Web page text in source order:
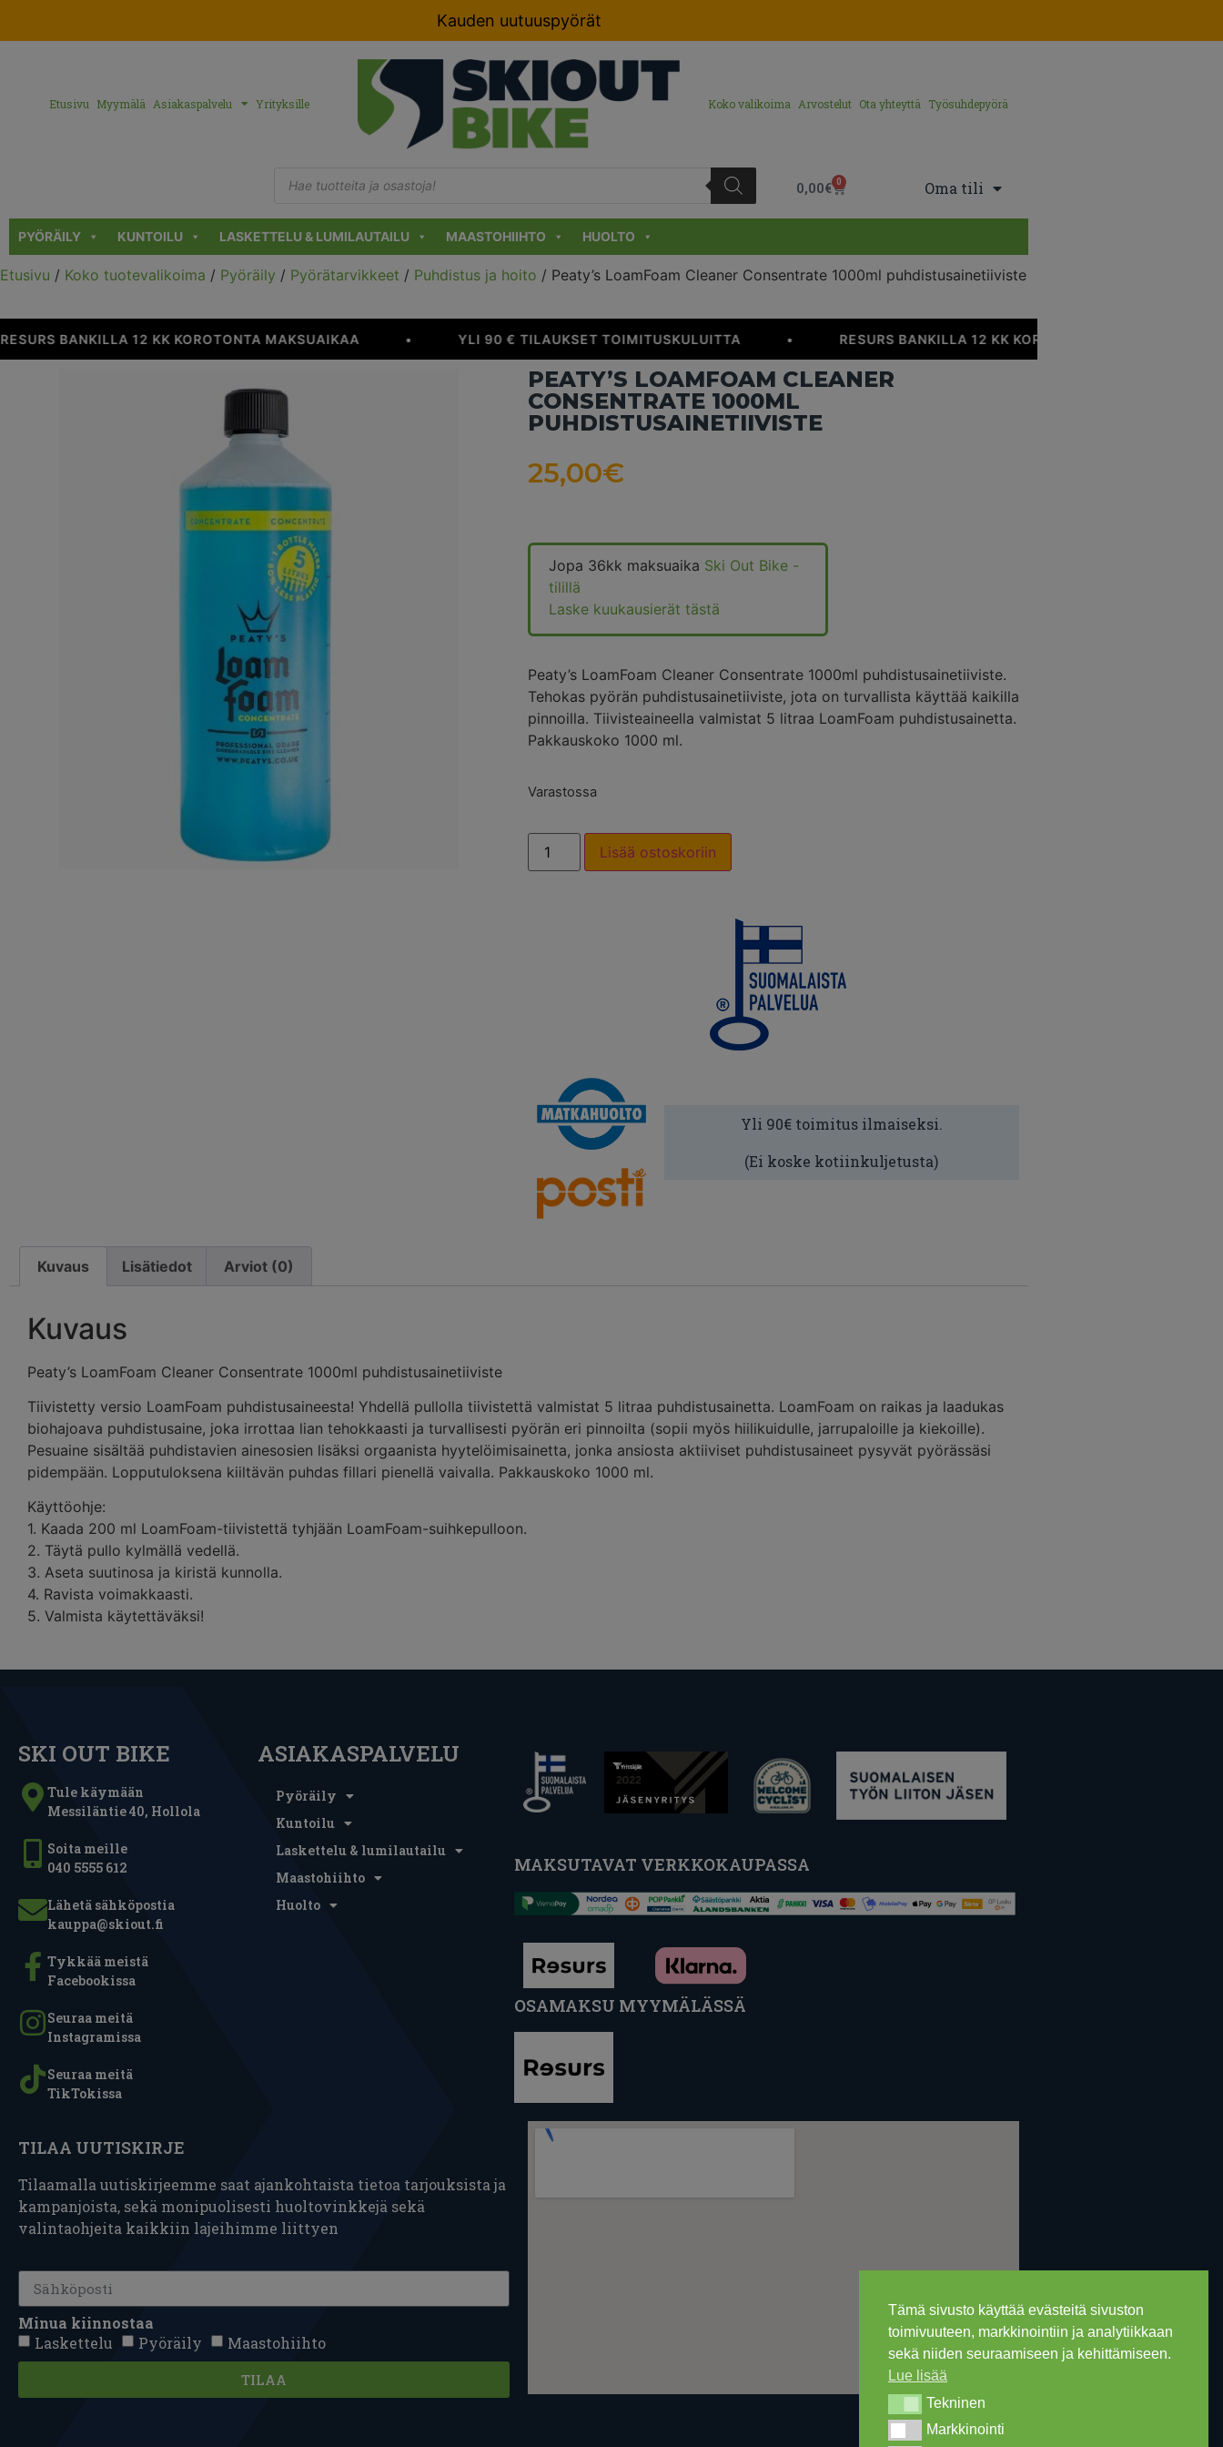
Tämä sivusto käyttää evästeitä sivuston
toimivuuteen, markkinointiin ja analytiikkaan
sekä niiden seuraamiseen ja kehittämiseen.
Lue lisää
TekninenTekninen
MarkkinointiMarkkinointi
Kauden uutuuspyörät
Etusivu Myymälä Asiakaspalvelu Yrityksille Koko valikoima Arvostelut Ota yhteyttä Työsuhdepyörä
0,00€ 0 Oma tili
PYÖRÄILY KUNTOILU LASKETTELU & LUMILAUTAILU MAASTOHIIHTO HUOLTO
Etusivu / Koko tuotevalikoima / Pyöräily / Pyörätarvikkeet / Puhdistus ja hoito / Peaty’s LoamFoam Cleaner Consentrate 1000ml puhdistusainetiiviste
BANKILLA 12 KK KOROTONTA MAKSUAIKAA YLI 90 € TILAUKSET TOIMITUSKULUITTA RESURS BANKILLA 12 KK KOROTONTA MAKSUAIKAA
PEATY’S LOAMFOAM CLEANER
CONSENTRATE 1000ML
PUHDISTUSAINETIIVISTE
25,00€
Jopa 36kk maksuaika Ski Out Bike -
tilillä
Laske kuukausierät tästä
Peaty’s LoamFoam Cleaner Consentrate 1000ml puhdistusainetiiviste.
Tehokas pyörän puhdistusainetiiviste, jota on turvallista käyttää kaikilla
pinnoilla. Tiivisteaineella valmistat 5 litraa LoamFoam puhdistusainetta.
Pakkauskoko 1000 ml.
Varastossa
Lisää ostoskoriin
Yli 90€ toimitus ilmaiseksi.
(Ei koske kotiinkuljetusta)
Kuvaus Lisätiedot Arviot (0)
Kuvaus
Peaty’s LoamFoam Cleaner Consentrate 1000ml puhdistusainetiiviste
Tiivistetty versio LoamFoam puhdistusaineesta! Yhdellä pullolla tiivistettä valmistat 5 litraa puhdistusainetta. LoamFoam on raikas ja laadukas
biohajoava puhdistusaine, joka irrottaa lian tehokkaasti ja turvallisesti pyörän eri pinnoilta (sopii myös hiilikuidulle, jarrupaloille ja kiekoille).
Pesuaine sisältää puhdistavien ainesosien lisäksi orgaanista hyytelöimisainetta, jonka ansiosta aktiiviset puhdistusaineet pysyvät pyörässäsi
pidempään. Lopputuloksena kiiltävän puhdas fillari pienellä vaivalla. Pakkauskoko 1000 ml.
Käyttöohje:
1. Kaada 200 ml LoamFoam-tiivistettä tyhjään LoamFoam-suihkepulloon.
2. Täytä pullo kylmällä vedellä.
3. Aseta suutinosa ja kiristä kunnolla.
4. Ravista voimakkaasti.
5. Valmista käytettäväksi!
SKI OUT BIKE
Tule käymään
Messiläntie 40, Hollola
Soita meille
040 5555 612
Lähetä sähköpostia
kauppa@skiout.fi
Tykkää meistä
Facebookissa
Seuraa meitä
Instagramissa
Seuraa meitä
TikTokissa
ASIAKASPALVELU
Pyöräily
Kuntoilu
Laskettelu & lumilautailu
Maastohiihto
Huolto
MAKSUTAVAT VERKKOKAUPASSA
OSAMAKSU MYYMÄLÄSSÄ
TILAA UUTISKIRJE
Tilaamalla uutiskirjeemme saat ajankohtaista tietoa tarjouksista ja
kampanjoista, sekä monipuolisesti huoltovinkkejä sekä
valintaohjeita kaikkiin lajeihimme liittyen
Minua kiinnostaa
Laskettelu
Pyöräily Maastohiihto
TILAA